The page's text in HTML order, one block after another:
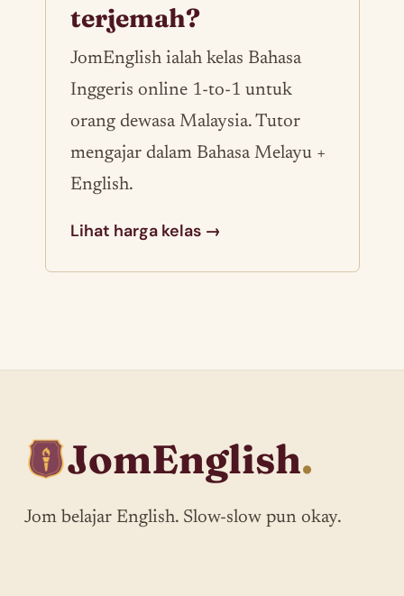
terjemah?
JomEnglish ialah kelas Bahasa
Inggeris online 1-to-1 untuk
orang dewasa Malaysia. Tutor
mengajar dalam Bahasa Melayu +
English.
Lihat harga kelas →
JomEnglish.
Jom belajar English. Slow-slow pun okay.